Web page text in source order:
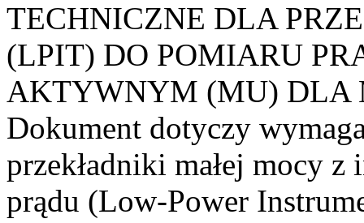
TECHNICZNE DLA
(LPIT) DO POMIARU
AKTYWNYM (MU) DLA
Dokument dotyczy
przekładniki małej mocy
prądu (Low-Power